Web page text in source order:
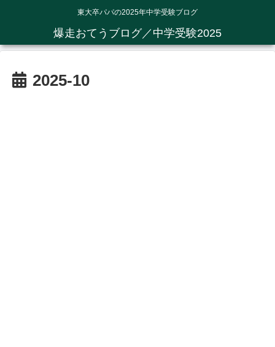
東大卒パパの2025年中学受験ブログ
爆走おてうブログ／中学受験2025
2025-10